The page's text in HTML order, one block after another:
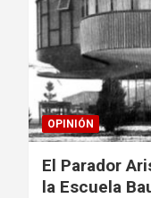
OPINIÓN
El Parador
la Escuela